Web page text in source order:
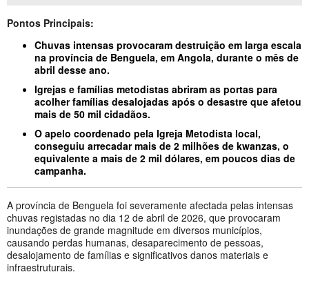
Pontos Principais:
Chuvas intensas provocaram destruição em larga escala
na província de Benguela, em Angola, durante o mês de
abril desse ano.
Igrejas e famílias metodistas abriram as portas para
acolher famílias desalojadas após o desastre que afetou
mais de 50 mil cidadãos.
O apelo coordenado pela Igreja Metodista local,
conseguiu arrecadar mais de 2 milhões de kwanzas, o
equivalente a mais de 2 mil dólares, em poucos dias de
campanha.
A província de Benguela foi severamente afectada pelas intensas
chuvas registadas no dia 12 de abril de 2026, que provocaram
inundações de grande magnitude em diversos municípios,
causando perdas humanas, desaparecimento de pessoas,
desalojamento de famílias e significativos danos materiais e
infraestruturais.